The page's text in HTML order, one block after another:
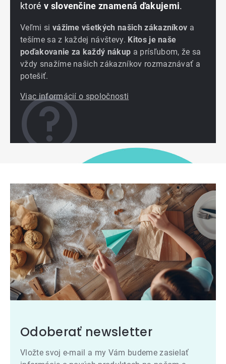
ktoré v slovenčine znamená ďakujemi.
Veľmi si vážime všetkých našich zákazníkov a
tešíme sa z každej návštevy. Kitos je naše
poďakovanie za každý nákup a prísľubom, že sa
vždy snažíme našich zákazníkov rozmaznávať a
potešiť.
Viac informácií o spoločnosti
Odoberať newsletter
Vložte svoj e-mail a my Vám budeme zasielať